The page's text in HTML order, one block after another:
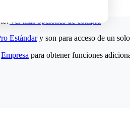
Ver más opciones de compra
Estándary son para acceso de un
Empresa para obtener funciones